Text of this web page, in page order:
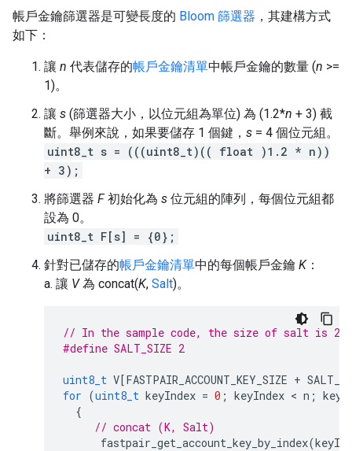
帳戶金鑰篩選器是可變長度的 Bloom 篩選器 ，其建構方式
如下：
讓 n 代表儲存的帳戶金鑰清單中帳戶金鑰的數量 (n >=
1)。
讓 s (篩選器大小，以位元組為單位) 為 (1.2*n + 3) 截
斷。舉例來說，如果要儲存 1 個鍵， s = 4 個位元組。
uint8_t s = (((uint8_t)(( float )1.2 * n))
+ 3);
將篩選器 F初始化為 s 位元組的陣列，每個位元組都
設為 0。
uint8_t F[s] = {0};
針對已儲存的帳戶金鑰清單中的每個帳戶金鑰 K：
a. 讓 V為 concat(K, Salt)。
// In the sample code, the size of salt is 2
#define SALT_SIZE 2
uint8_t V[FASTPAIR_ACCOUNT_KEY_SIZE +
for (uint8_t keyIndex = 0 ; keyIndex < n ;
{
// concat (K, Salt)
fastpair_get_account_key_by_index(